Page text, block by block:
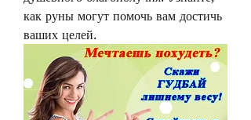
как руны могут помочь вам достичь
ваших целей.